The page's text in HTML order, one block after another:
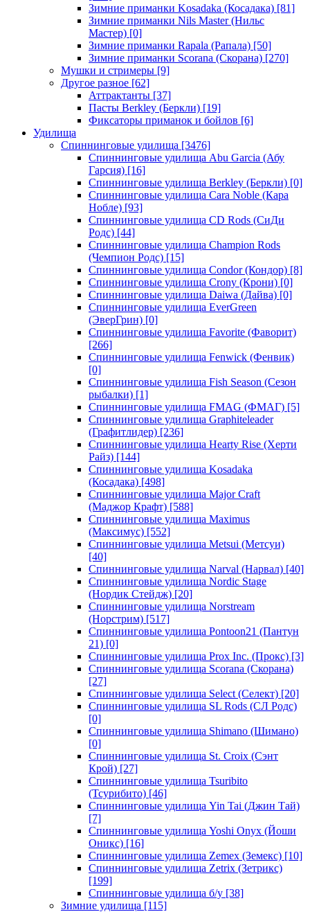
Зимние приманки Kosadaka (Косадака) [81]
Зимние приманки Nils Master (Нильс
Мастер) [0]
Зимние приманки Rapala (Рапала) [50]
Зимние приманки Scorana (Скорана) [270]
Мушки и стримеры [9]
Другое разное [62]
Аттрактанты [37]
Пасты Berkley (Беркли) [19]
Фиксаторы приманок и бойлов [6]
Удилища
Спиннинговые удилища [3476]
Спиннинговые удилища Abu Garcia (Абу
Гарсия) [16]
Спиннинговые удилища Berkley (Беркли) [0]
Спиннинговые удилища Cara Noble (Кара
Нобле) [93]
Спиннинговые удилища CD Rods (СиДи
Родс) [44]
Спиннинговые удилища Champion Rods
(Чемпион Родс) [15]
Спиннинговые удилища Condor (Кондор) [8]
Спиннинговые удилища Crony (Крони) [0]
Спиннинговые удилища Daiwa (Дайва) [0]
Спиннинговые удилища EverGreen
(ЭверГрин) [0]
Спиннинговые удилища Favorite (Фаворит)
[266]
Спиннинговые удилища Fenwick (Фенвик)
[0]
Спиннинговые удилища Fish Season (Сезон
рыбалки) [1]
Спиннинговые удилища FMAG (ФМАГ) [5]
Спиннинговые удилища Graphiteleader
(Графитлидер) [236]
Спиннинговые удилища Hearty Rise (Херти
Райз) [144]
Спиннинговые удилища Kosadaka
(Косадака) [498]
Спиннинговые удилища Major Craft
(Маджор Крафт) [588]
Спиннинговые удилища Maximus
(Максимус) [552]
Спиннинговые удилища Metsui (Метсуи)
[40]
Спиннинговые удилища Narval (Нарвал) [40]
Спиннинговые удилища Nordic Stage
(Нордик Стейдж) [20]
Спиннинговые удилища Norstream
(Норстрим) [517]
Спиннинговые удилища Pontoon21 (Пантун
21) [0]
Спиннинговые удилища Prox Inc. (Прокс) [3]
Спиннинговые удилища Scorana (Скорана)
[27]
Спиннинговые удилища Select (Селект) [20]
Спиннинговые удилища SL Rods (СЛ Родс)
[0]
Спиннинговые удилища Shimano (Шимано)
[0]
Спиннинговые удилища St. Croix (Сэнт
Крой) [27]
Спиннинговые удилища Tsuribito
(Тсурибито) [46]
Спиннинговые удилища Yin Tai (Джин Тай)
[7]
Спиннинговые удилища Yoshi Onyx (Йоши
Оникс) [16]
Спиннинговые удилища Zemex (Земекс) [10]
Спиннинговые удилища Zetrix (Зетрикс)
[199]
Спиннинговые удилища б/у [38]
Зимние удилища [115]